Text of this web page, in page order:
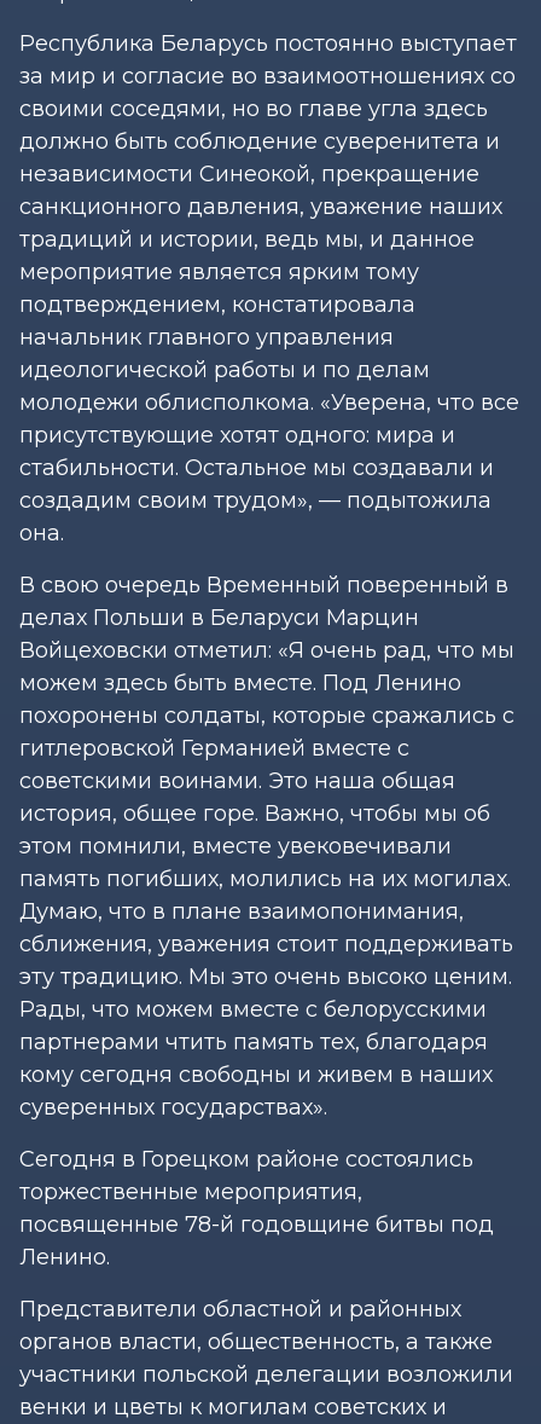
Республика Беларусь постоянно выступает
за мир и согласие во взаимоотношениях со
своими соседями, но во главе угла здесь
должно быть соблюдение суверенитета и
независимости Синеокой, прекращение
санкционного давления, уважение наших
традиций и истории, ведь мы, и данное
мероприятие является ярким тому
подтверждением, констатировала
начальник главного управления
идеологической работы и по делам
молодежи облисполкома. «Уверена, что все
присутствующие хотят одного: мира и
стабильности. Остальное мы создавали и
создадим своим трудом», — подытожила
она.
В свою очередь Временный поверенный в
делах Польши в Беларуси Марцин
Войцеховски отметил: «Я очень рад, что мы
можем здесь быть вместе. Под Ленино
похоронены солдаты, которые сражались с
гитлеровской Германией вместе с
советскими воинами. Это наша общая
история, общее горе. Важно, чтобы мы об
этом помнили, вместе увековечивали
память погибших, молились на их могилах.
Думаю, что в плане взаимопонимания,
сближения, уважения стоит поддерживать
эту традицию. Мы это очень высоко ценим.
Рады, что можем вместе с белорусскими
партнерами чтить память тех, благодаря
кому сегодня свободны и живем в наших
суверенных государствах».
Сегодня в Горецком районе состоялись
торжественные мероприятия,
посвященные 78-й годовщине битвы под
Ленино.
Представители областной и районных
органов власти, общественность, а также
участники польской делегации возложили
венки и цветы к могилам советских и